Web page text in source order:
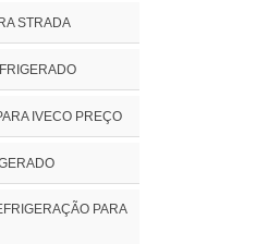
STRADA
IVECO PREÇO
PARA